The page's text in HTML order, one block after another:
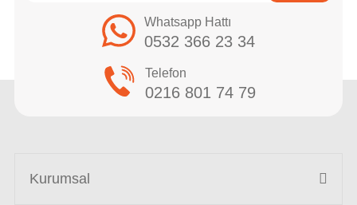
Whatsapp Hattı
0532 366 23 34
Telefon
0216 801 74 79
Kurumsal